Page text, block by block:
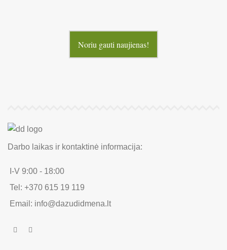
Noriu gauti naujienas!
Darbo laikas ir kontaktinė informacija:
I-V 9:00 - 18:00
Tel: +370 615 19 119
Email: info@dazudidmena.lt